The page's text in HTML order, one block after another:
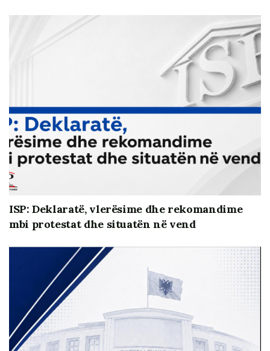
ISP: Deklaratë, vlerësime dhe rekomandime
mbi protestat dhe situatën në vend